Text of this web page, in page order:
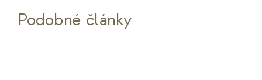
Podobné články